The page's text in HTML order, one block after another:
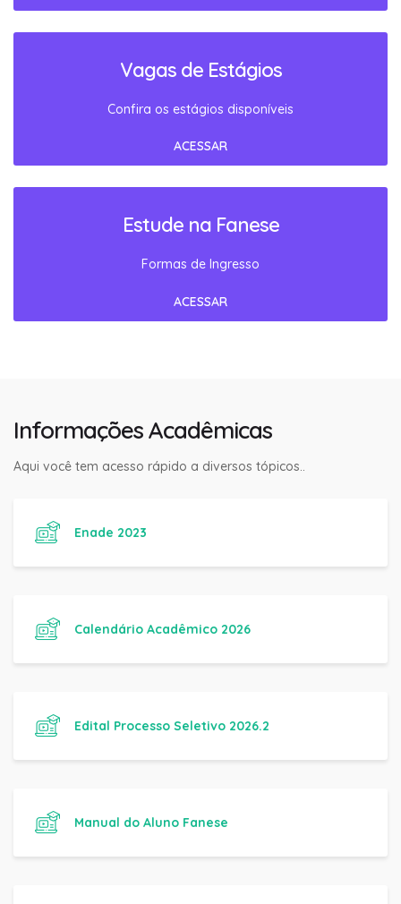
Vagas de Estágios
Confira os estágios disponíveis
ACESSAR
Estude na Fanese
Formas de Ingresso
ACESSAR
Informações Acadêmicas
Aqui você tem acesso rápido a diversos tópicos..
Enade 2023
Calendário Acadêmico 2026
Edital Processo Seletivo 2026.2
Manual do Aluno Fanese